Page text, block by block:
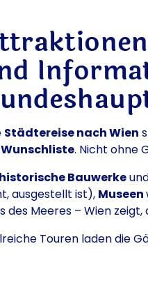
Städtereise nach Wien
Wunschliste. Nicht ohne
historische Bauwerke
ausgestellt ist), Museen
des Meeres – Wien
Touren laden die